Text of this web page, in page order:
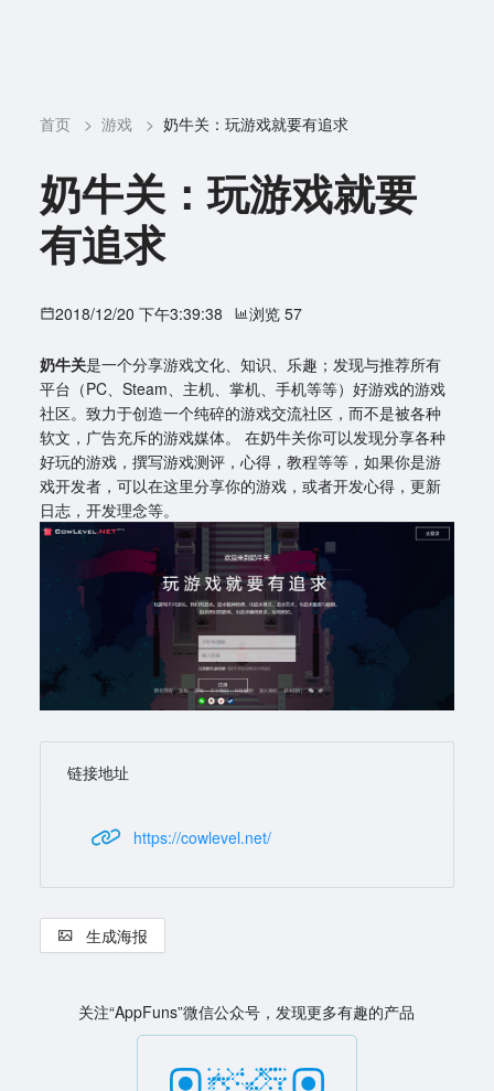
首页 > 游戏 > 奶牛关：玩游戏就要有追求
奶牛关：玩游戏就要
有追求
2018/12/20 下午3:39:38 浏览 57
奶牛关是一个分享游戏文化、知识、乐趣；发现与推荐所有
平台（PC、Steam、主机、掌机、手机等等）好游戏的游戏
社区。致力于创造一个纯碎的游戏交流社区，而不是被各种
软文，广告充斥的游戏媒体。 在奶牛关你可以发现分享各种
好玩的游戏，撰写游戏测评，心得，教程等等，如果你是游
戏开发者，可以在这里分享你的游戏，或者开发心得，更新
日志，开发理念等。
链接地址
https://cowlevel.net/
生成海报
关注“AppFuns”微信公众号，发现更多有趣的产品